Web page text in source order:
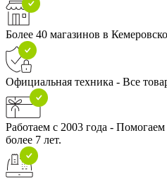
Более 40 магазинов в
Официальная техника - Все
Работаем с 2003 года -
более 7 лет.